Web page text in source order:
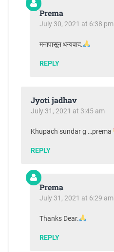
Prema
July 30, 2021 at 6:38 pm
मनापासून धन्यवाद.
REPLY
Jyoti jadhav
July 31, 2021 at 3:45 am
Khupach sundar g …prema
REPLY
Prema
July 31, 2021 at 6:29 am
Thanks Dear.
REPLY